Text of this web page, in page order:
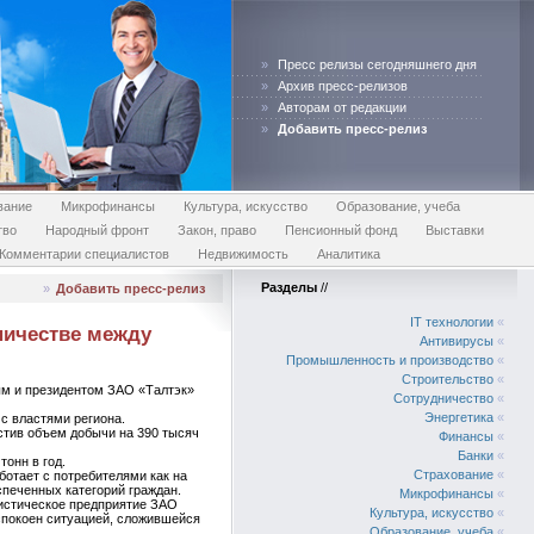
»
Пресс релизы сегодняшнего дня
»
Архив пресс-релизов
»
Авторам от редакции
»
Добавить пресс-релиз
Микрофинансы Культура, искусство
Образование, учеба
Народный фронт Закон, право Пенсионный фонд
Выставки
специалистов
Недвижимость Аналитика
» Добавить пресс-релиз
между
и президентом ЗАО «Талтэк»
властями региона.
объем добычи на 390 тысяч
в год.
с потребителями как на
категорий граждан.
предприятие ЗАО
ситуацией, сложившейся
Разделы //
IT технологии «
Антивирусы «
Промышленность и производство «
Строительство «
Сотрудничество «
Энергетика «
Финансы «
Банки «
Страхование «
Микрофинансы «
Культура, искусство «